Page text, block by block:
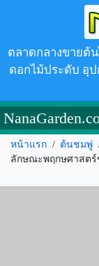
ตลาดกลางขายต้
ดอกไม้ประดับ อุ
หน้าแรก / ต้นชมพู่